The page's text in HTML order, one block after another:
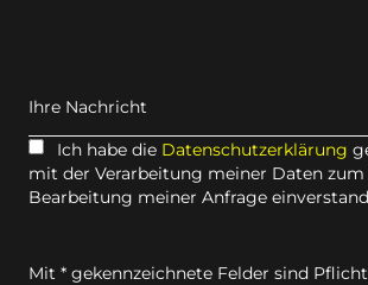
Ihre Nachricht
Ich habe die Datenschutzerklärung
mit der Verarbeitung meiner Daten zum
Bearbeitung meiner Anfrage
Mit * gekennzeichnete Felder sind